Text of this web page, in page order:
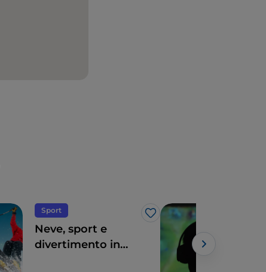
Sport
Like
Neve, sport e
divertimento in